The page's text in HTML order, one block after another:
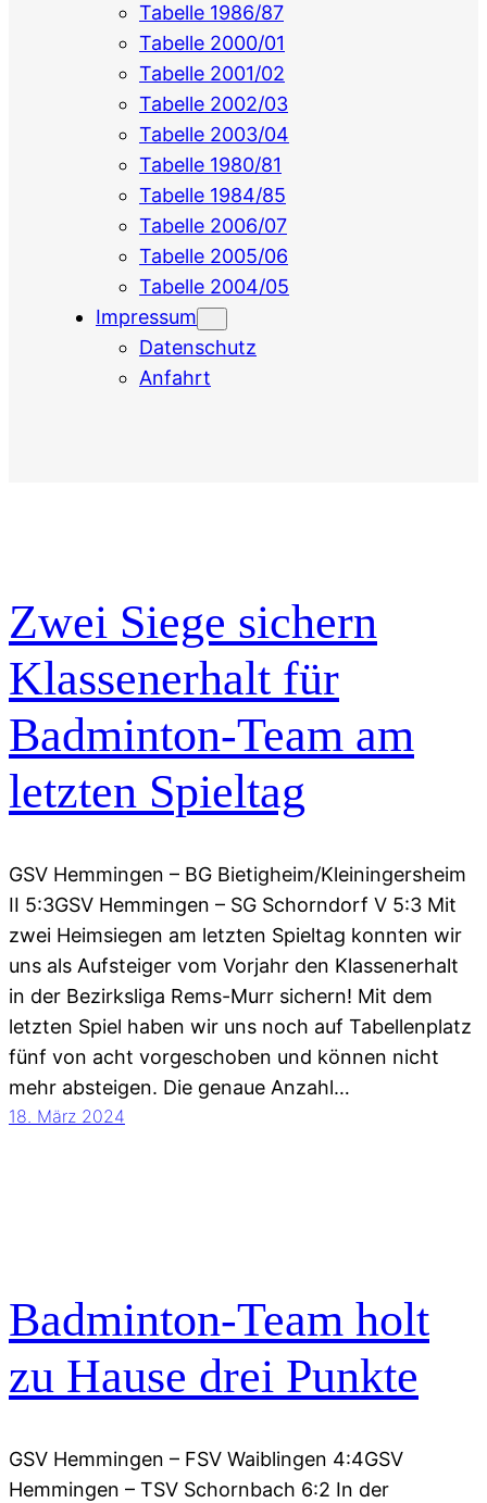
Tabelle 1986/87
Tabelle 2000/01
Tabelle 2001/02
Tabelle 2002/03
Tabelle 2003/04
Tabelle 1980/81
Tabelle 1984/85
Tabelle 2006/07
Tabelle 2005/06
Tabelle 2004/05
Impressum
Datenschutz
Anfahrt
Zwei Siege sichern
Klassenerhalt für
Badminton-Team am
letzten Spieltag
GSV Hemmingen – BG Bietigheim/Kleiningersheim
II 5:3GSV Hemmingen – SG Schorndorf V 5:3 Mit
zwei Heimsiegen am letzten Spieltag konnten wir
uns als Aufsteiger vom Vorjahr den Klassenerhalt
in der Bezirksliga Rems-Murr sichern! Mit dem
letzten Spiel haben wir uns noch auf Tabellenplatz
fünf von acht vorgeschoben und können nicht
mehr absteigen. Die genaue Anzahl…
18. März 2024
Badminton-Team holt
zu Hause drei Punkte
GSV Hemmingen – FSV Waiblingen 4:4GSV
Hemmingen – TSV Schornbach 6:2 In der